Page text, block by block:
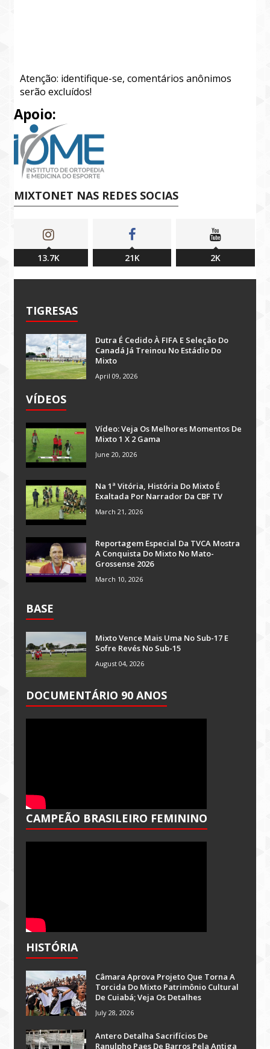
Atenção: identifique-se, comentários anônimos
serão excluídos!
Apoio:
MIXTONET NAS REDES SOCIAS
13.7K 21K 2K
TIGRESAS
Dutra É Cedido À FIFA E Seleção Do
Canadá Já Treinou No Estádio Do
Mixto
April 09, 2026
VÍDEOS
Vídeo: Veja Os Melhores Momentos De
Mixto 1 X 2 Gama
June 20, 2026
Na 1ª Vitória, História Do Mixto É
Exaltada Por Narrador Da CBF TV
March 21, 2026
Reportagem Especial Da TVCA Mostra
A Conquista Do Mixto No Mato-
Grossense 2026
March 10, 2026
BASE
Mixto Vence Mais Uma No Sub-17 E
Sofre Revés No Sub-15
August 04, 2026
DOCUMENTÁRIO 90 ANOS
CAMPEÃO BRASILEIRO FEMININO
HISTÓRIA
Câmara Aprova Projeto Que Torna A
Torcida Do Mixto Patrimônio Cultural
De Cuiabá; Veja Os Detalhes
July 28, 2026
Antero Detalha Sacrifícios De
Ranulpho Paes De Barros Pela Antiga